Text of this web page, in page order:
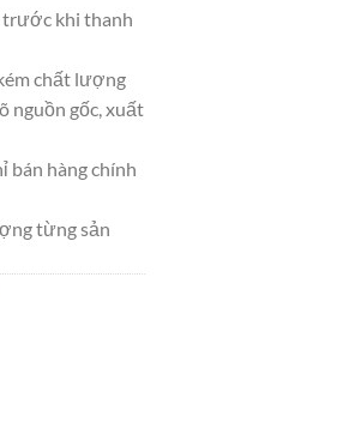
khi thanh
chất lượng
nguồn gốc, xuất
bán hàng chính
từng sản